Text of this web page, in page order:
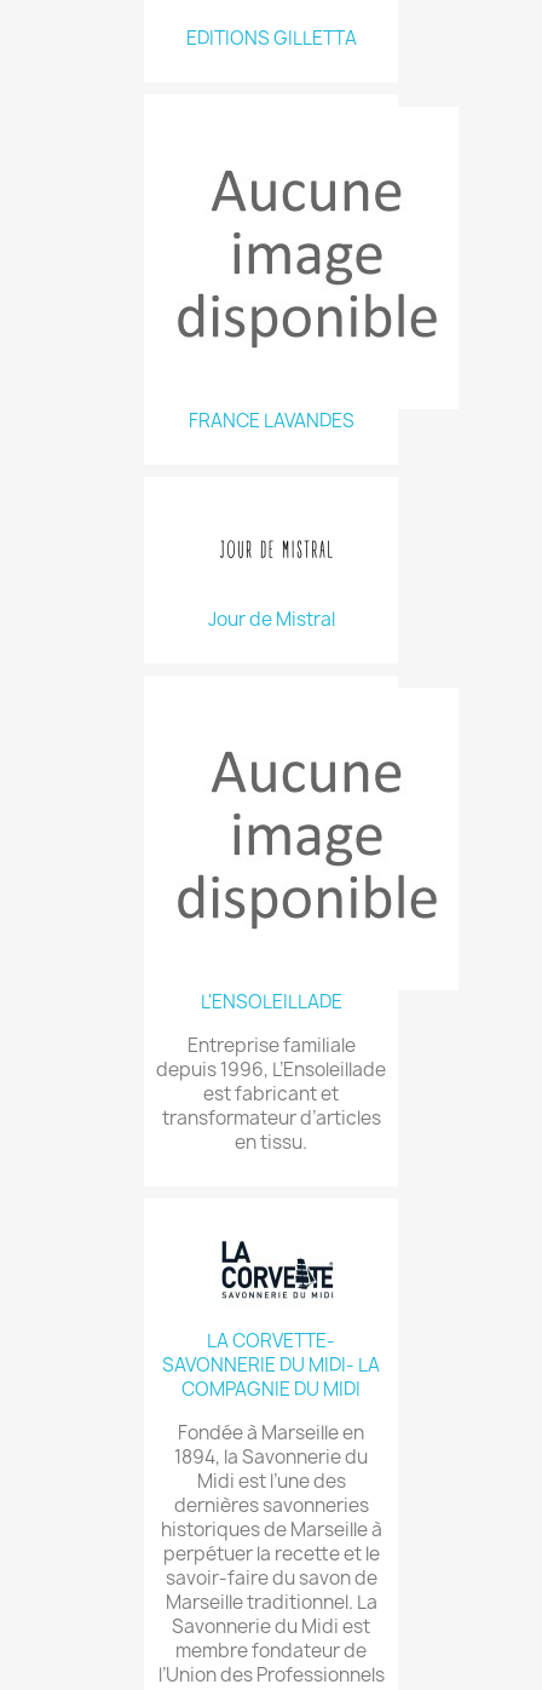
EDITIONS GILLETTA
FRANCE LAVANDES
Jour de Mistral
L'ENSOLEILLADE
Entreprise familiale
depuis 1996, L’Ensoleillade
est fabricant et
transformateur d’articles
en tissu.
LA CORVETTE-
SAVONNERIE DU MIDI- LA
COMPAGNIE DU MIDI
Fondée à Marseille en
1894, la Savonnerie du
Midi est l’une des
dernières savonneries
historiques de Marseille à
perpétuer la recette et le
savoir-faire du savon de
Marseille traditionnel. La
Savonnerie du Midi est
membre fondateur de
l’Union des Professionnels